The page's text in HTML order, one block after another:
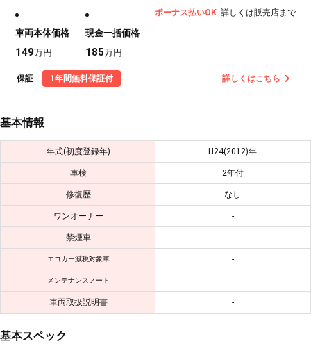
車両本体価格
149万円
現金一括価格
185万円
ボーナス払いOK 詳しくは販売店まで
保証 1年間無料保証付 詳しくはこちら
基本情報
年式(初度登録年) H24(2012)年
車検 2年付
修復歴 なし
ワンオーナー -
禁煙車 -
エコカー減税対象車 -
メンテナンスノート -
車両取扱説明書 -
基本スペック